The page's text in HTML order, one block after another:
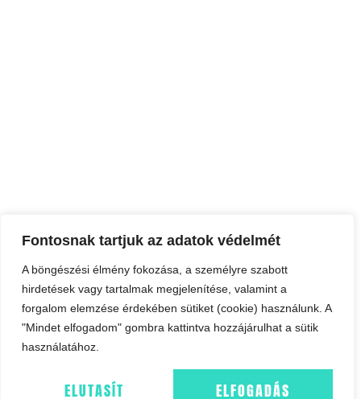
Fontosnak tartjuk az adatok védelmét
A böngészési élmény fokozása, a személyre szabott
hirdetések vagy tartalmak megjelenítése, valamint a
forgalom elemzése érdekében sütiket (cookie) használunk. A
"Mindet elfogadom" gombra kattintva hozzájárulhat a sütik
használatához.
ELUTASÍT ELFOGADÁS